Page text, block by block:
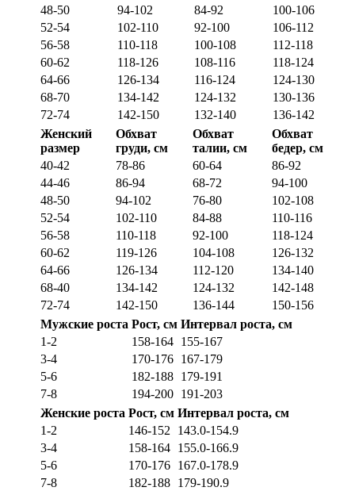
48-50
94-102 84-92
100-106
52-54
102-110 92-100
106-112
56-58
110-118 100-108
112-118
60-62
118-126 108-116
118-124
64-66
126-134 116-124
124-130
68-70
134-142 124-132
130-136
72-74
142-150 132-140
136-142
Женский
размер
Обхват
груди, см
Обхват
талии, см
Обхват
бедер, см
40-42
78-86 60-64
86-92
44-46
86-94 68-72
94-100
48-50
94-102 76-80
102-108
52-54
102-110 84-88
110-116
56-58
110-118 92-100
118-124
60-62
119-126 104-108
126-132
64-66
126-134 112-120
134-140
68-40
134-142 124-132
142-148
72-74
142-150 136-144
150-156
Мужские роста Рост, см Интервал роста, см
1-2
158-164 155-167
3-4
170-176 167-179
5-6
182-188 179-191
7-8
194-200 191-203
Женские роста Рост, см Интервал роста, см
1-2
146-152
143.0-154.9
3-4
158-164 155.0-166.9
5-6
170-176 167.0-178.9
7-8
182-188 179-190.9